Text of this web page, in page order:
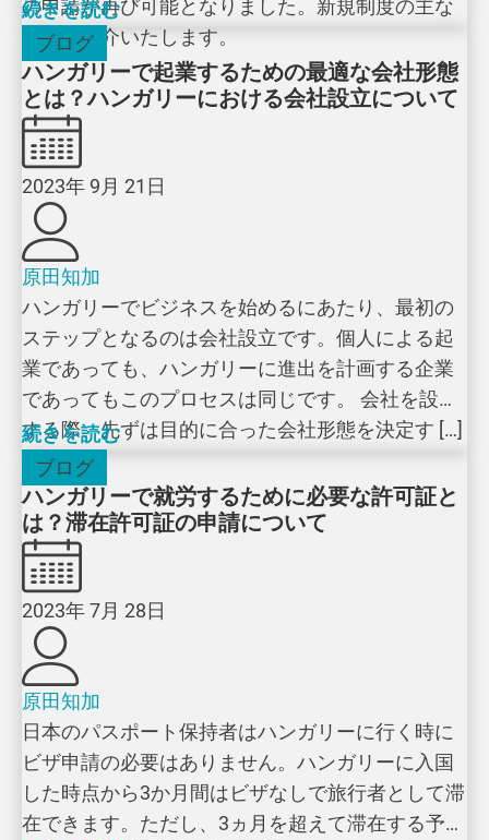
の申請が再び可能となりました。新規制度の主な
特徴を紹介いたします。
続きを読む
ブログ
ハンガリーで起業するための最適な会社形態
とは？ハンガリーにおける会社設立について
2023年 9月 21日
原田知加
ハンガリーでビジネスを始めるにあたり、最初の
ステップとなるのは会社設立です。個人による起
業であっても、ハンガリーに進出を計画する企業
であってもこのプロセスは同じです。 会社を設立
する際、先ずは目的に合った会社形態を決定す […]
続きを読む
ブログ
ハンガリーで就労するために必要な許可証と
は？滞在許可証の申請について
2023年 7月 28日
原田知加
日本のパスポート保持者はハンガリーに行く時に
ビザ申請の必要はありません。ハンガリーに入国
した時点から3か月間はビザなしで旅行者として滞
在できます。ただし、3ヵ月を超えて滞在する予定